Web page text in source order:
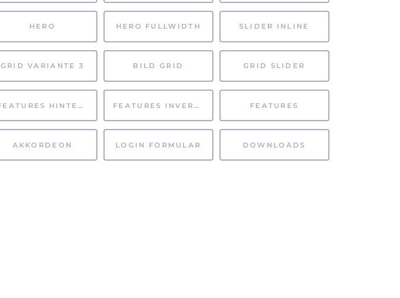
HERO HERO FULLWIDTH SLIDER INLINE
GRID VARIANTE 3 BILD GRID GRID SLIDER
FEATURES HINTERGRUND FEATURES INVERTIERT FEATURES
AKKORDEON LOGIN FORMULAR DOWNLOADS